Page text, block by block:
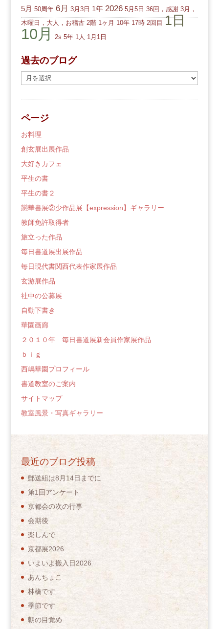
5月 50周年 6月 3月3日 1年 2026 5月5日 36回，感謝 3月，
木曜日，大人，お稽古 2階 1ヶ月 10年 17時 2回目 1日
10月 2s 5年 1人 1月1日
過去のブログ
去
の
ロ
グ
ページ
お料理
創玄展出展作品
大好きカフェ
平生の書
平生の書２
戀華書展②少作品展【expression】ギャラリー
教師免許取得者
旅立った作品
毎日書道展出展作品
毎日現代書関西代表作家展作品
玄游展作品
社中の公募展
自動下書き
華園画廊
２０１０年 毎日書道展新会員作家展作品
ｂｉｇ
西嶋華園プロフィール
書道教室のご案内
サイトマップ
教室風景・写真ギャラリー
最近のブログ投稿
郵送組は8月14日までに
第1回アンケート
京都会の次の行事
会期後
楽しんで
京都展2026
いよいよ搬入日2026
あんちょこ
林檎です
季節です
朝の目覚め